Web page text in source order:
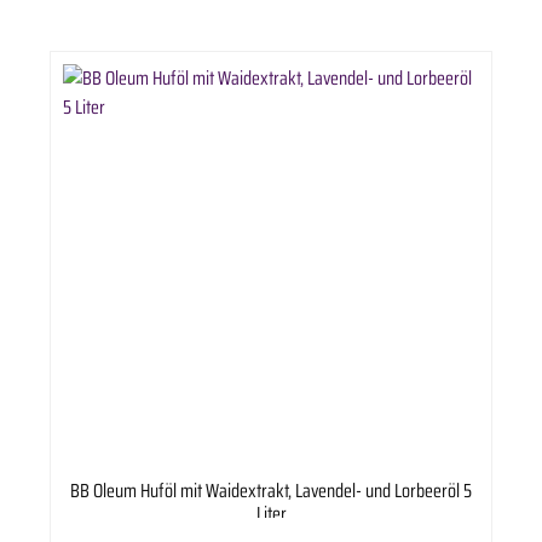
BB Oleum Huföl mit Waidextrakt, Lavendel- und Lorbeeröl 5
Liter